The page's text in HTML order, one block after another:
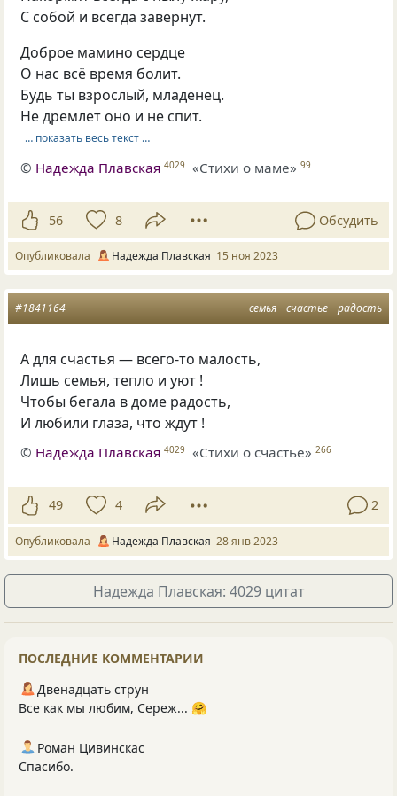
С собой и всегда завернут.
Доброе мамино сердце
О нас всё время болит.
Будь ты взрослый, младенец.
Не дремлет оно и не спит.
… показать весь текст …
© Надежда Плавская 4029 «Стихи о маме» 99
56 8 Обсудить
Опубликовала Надежда Плавская 15 ноя 2023
семья счастье радость
#1841164
А для счастья — всего-то малость,
Лишь семья, тепло и уют !
Чтобы бегала в доме радость,
И любили глаза, что ждут !
© Надежда Плавская 4029 «Стихи о счастье» 266
49 4 2
Опубликовала Надежда Плавская 28 янв 2023
Надежда Плавская: 4029 цитат
ПОСЛЕДНИЕ КОММЕНТАРИИ
Двенадцать струн
Все как мы любим, Сереж... 🤗
Роман Цивинскас
Спасибо.